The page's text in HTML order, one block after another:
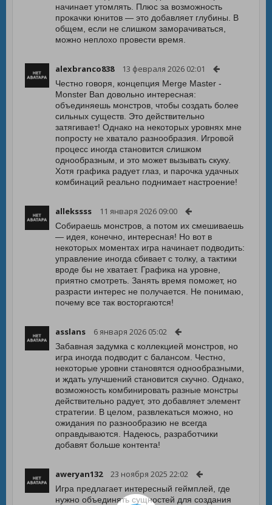
начинает утомлять. Плюс за возможность
прокачки юнитов — это добавляет глубины. В
общем, если не слишком заморачиваться,
можно неплохо провести время.
alexbranco838 13 февраля 2026 02:01
Честно говоря, концепция Merge Master -
Monster Ban довольно интересная:
объединяешь монстров, чтобы создать более
сильных существ. Это действительно
затягивает! Однако на некоторых уровнях мне
попросту не хватало разнообразия. Игровой
процесс иногда становится слишком
однообразным, и это может вызывать скуку.
Хотя графика радует глаз, и парочка удачных
комбинаций реально поднимает настроение!
allekssss 11 января 2026 09:00
Собираешь монстров, а потом их смешиваешь
— идея, конечно, интересная! Но вот в
некоторых моментах игра начинает подводить:
управление иногда сбивает с толку, а тактики
вроде бы не хватает. Графика на уровне,
приятно смотреть. Занять время поможет, но
разрасти интерес не получается. Не понимаю,
почему все так восторгаются!
asslans 6 января 2026 05:02
Забавная задумка с коллекцией монстров, но
игра иногда подводит с балансом. Честно,
некоторые уровни становятся однообразными,
и ждать улучшений становится скучно. Однако,
возможность комбинировать разные монстры
действительно радует, это добавляет элемент
стратегии. В целом, развлекаться можно, но
ожидания по разнообразию не всегда
оправдываются. Надеюсь, разработчики
добавят больше контента!
aweryan132 23 ноября 2025 22:02
Игра предлагает интересный геймплей, где
нужно объединять сущностей для создания